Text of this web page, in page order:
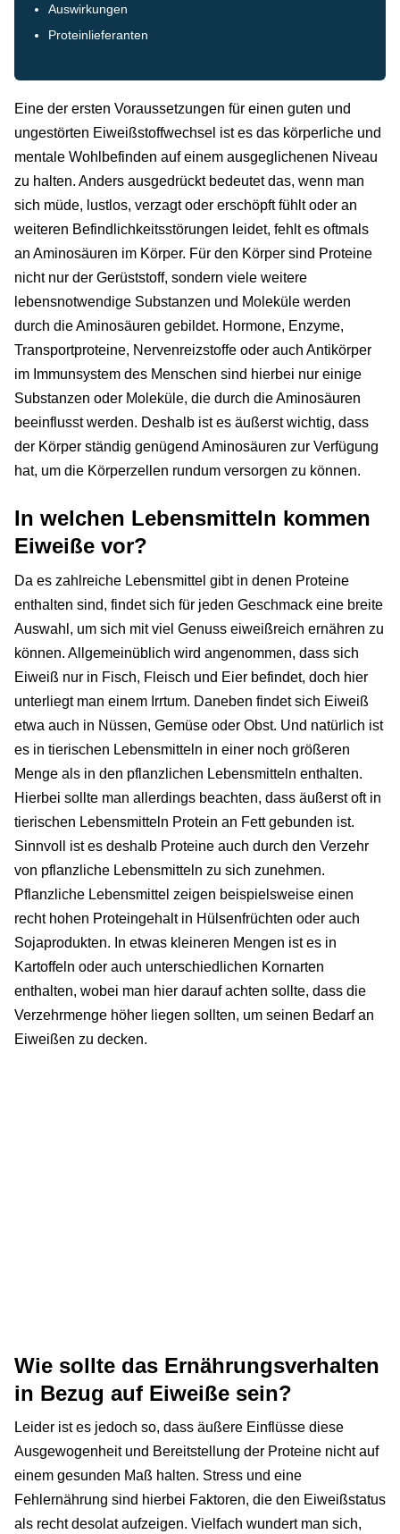
Auswirkungen
Proteinlieferanten
Eine der ersten Voraussetzungen für einen guten und
ungestörten Eiweißstoffwechsel ist es das körperliche und
mentale Wohlbefinden auf einem ausgeglichenen Niveau
zu halten. Anders ausgedrückt bedeutet das, wenn man
sich müde, lustlos, verzagt oder erschöpft fühlt oder an
weiteren Befindlichkeitsstörungen leidet, fehlt es oftmals
an Aminosäuren im Körper. Für den Körper sind Proteine
nicht nur der Gerüststoff, sondern viele weitere
lebensnotwendige Substanzen und Moleküle werden
durch die Aminosäuren gebildet. Hormone, Enzyme,
Transportproteine, Nervenreizstoffe oder auch Antikörper
im Immunsystem des Menschen sind hierbei nur einige
Substanzen oder Moleküle, die durch die Aminosäuren
beeinflusst werden. Deshalb ist es äußerst wichtig, dass
der Körper ständig genügend Aminosäuren zur Verfügung
hat, um die Körperzellen rundum versorgen zu können.
In welchen Lebensmitteln kommen
Eiweiße vor?
Da es zahlreiche Lebensmittel gibt in denen Proteine
enthalten sind, findet sich für jeden Geschmack eine breite
Auswahl, um sich mit viel Genuss eiweißreich ernähren zu
können. Allgemeinüblich wird angenommen, dass sich
Eiweiß nur in Fisch, Fleisch und Eier befindet, doch hier
unterliegt man einem Irrtum. Daneben findet sich Eiweiß
etwa auch in Nüssen, Gemüse oder Obst. Und natürlich ist
es in tierischen Lebensmitteln in einer noch größeren
Menge als in den pflanzlichen Lebensmitteln enthalten.
Hierbei sollte man allerdings beachten, dass äußerst oft in
tierischen Lebensmitteln Protein an Fett gebunden ist.
Sinnvoll ist es deshalb Proteine auch durch den Verzehr
von pflanzliche Lebensmitteln zu sich zunehmen.
Pflanzliche Lebensmittel zeigen beispielsweise einen
recht hohen Proteingehalt in Hülsenfrüchten oder auch
Sojaprodukten. In etwas kleineren Mengen ist es in
Kartoffeln oder auch unterschiedlichen Kornarten
enthalten, wobei man hier darauf achten sollte, dass die
Verzehrmenge höher liegen sollten, um seinen Bedarf an
Eiweißen zu decken.
Wie sollte das Ernährungsverhalten
in Bezug auf Eiweiße sein?
Leider ist es jedoch so, dass äußere Einflüsse diese
Ausgewogenheit und Bereitstellung der Proteine nicht auf
einem gesunden Maß halten. Stress und eine
Fehlernährung sind hierbei Faktoren, die den Eiweißstatus
als recht desolat aufzeigen. Vielfach wundert man sich,